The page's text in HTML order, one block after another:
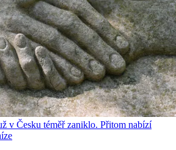
v Česku téměř zaniklo. Přitom nabízí